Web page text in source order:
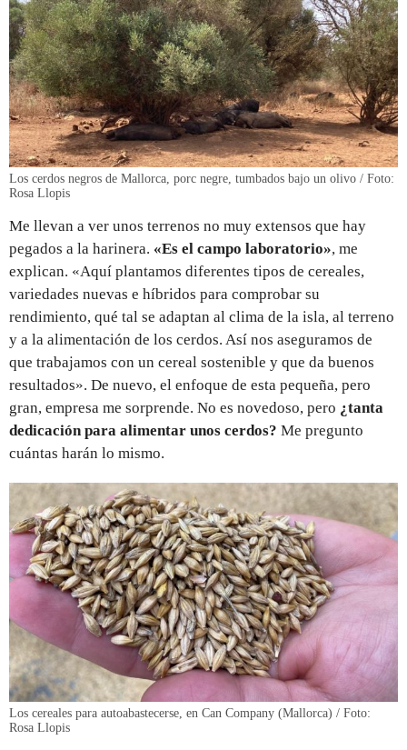
Los cerdos negros de Mallorca, porc negre, tumbados bajo un olivo / Foto:
Rosa Llopis
Me llevan a ver unos terrenos no muy extensos que hay
pegados a la harinera. «Es el campo laboratorio», me
explican. «Aquí plantamos diferentes tipos de cereales,
variedades nuevas e híbridos para comprobar su
rendimiento, qué tal se adaptan al clima de la isla, al terreno
y a la alimentación de los cerdos. Así nos aseguramos de
que trabajamos con un cereal sostenible y que da buenos
resultados». De nuevo, el enfoque de esta pequeña, pero
gran, empresa me sorprende. No es novedoso, pero ¿tanta
dedicación para alimentar unos cerdos? Me pregunto
cuántas harán lo mismo.
Los cereales para autoabastecerse, en Can Company (Mallorca) / Foto:
Rosa Llopis